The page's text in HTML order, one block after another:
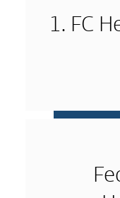
1. FC